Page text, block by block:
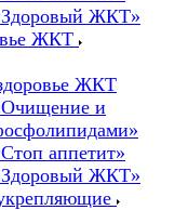
ЖКТ»
ЖКТ
ЖКТ
и
аппетит»
ЖКТ»